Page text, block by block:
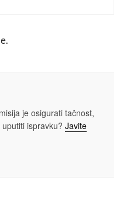
je osigurati tačnost,
ispravku? Javite